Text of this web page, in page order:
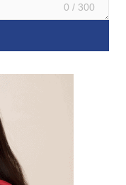
0 / 300